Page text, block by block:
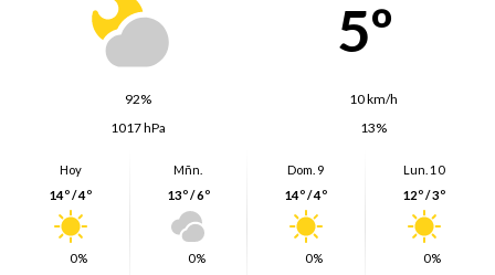
5º
92%
10 km/h
1017 hPa
13%
Hoy
14º / 4º
0%
Mñn.
13º / 6º
0%
Dom. 9
14º / 4º
0%
Lun. 10
12º / 3º
0%